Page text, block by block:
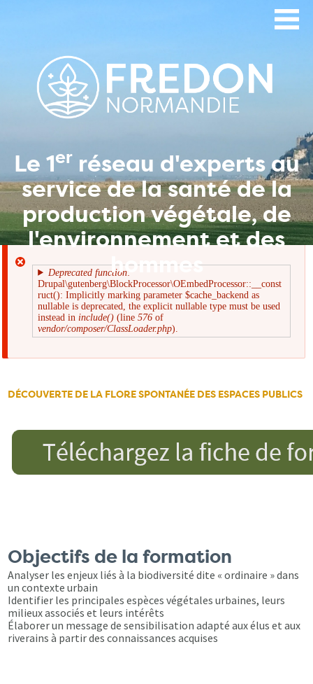
Le 1erréseau d'experts au
service de la santé de la
production végétale, de
l'environnement et des
hommes
Message
d'erreur
Deprecated function:
Drupal\gutenberg\BlockProcessor\OEmbedProcessor::__const
ruct(): Implicitly marking parameter $cache_backend as
nullable is deprecated, the explicit nullable type must be used
instead in include() (line576 of
vendor/composer/ClassLoader.php).
DÉCOUVERTE DE LA FLORE SPONTANÉE DES ESPACES PUBLICS
Objectifs de la formation
Analyser les enjeux liés à la biodiversité dite « ordinaire » dans
un contexte urbain
Identifier les principales espèces végétales urbaines, leurs
milieux associés et leurs intérêts
Élaborer un message de sensibilisation adapté aux élus et aux
riverains à partir des connaissances acquises